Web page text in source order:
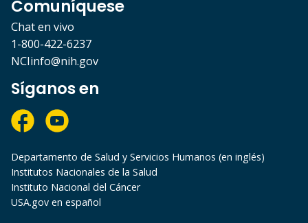
Comuníquese
Chat en vivo
1-800-422-6237
NCIinfo@nih.gov
Síganos en
Departamento de Salud y Servicios Humanos (en inglés)
Institutos Nacionales de la Salud
Instituto Nacional del Cáncer
USA.gov en español